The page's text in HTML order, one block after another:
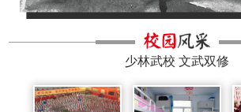
少林武校 文武双修